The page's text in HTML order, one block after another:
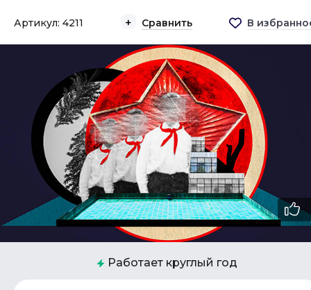
Артикул: 4211 Сравнить В
Работает круглый год